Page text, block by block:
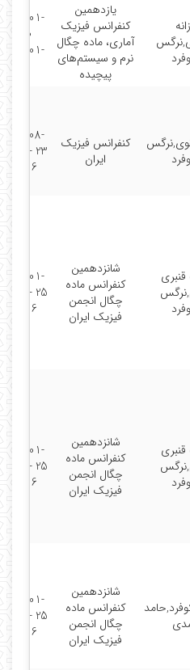
یازدهمین
کنفرانس فیزیک
آماری، ماده چگال
نرم و سیستم‌های
پیچیده
2021-01-
2021-01-
کنفرانس فیزیک
ایران
2021-08-
08-26
قنبری
شانزدهمین
کنفرانس ماده
چگال انجمن
فیزیک ایران
2023-01-
01-26
قنبری
شانزدهمین
کنفرانس ماده
چگال انجمن
فیزیک ایران
2023-01-
01-26
شانزدهمین
کنفرانس ماده
چگال انجمن
فیزیک ایران
2023-01-
01-26